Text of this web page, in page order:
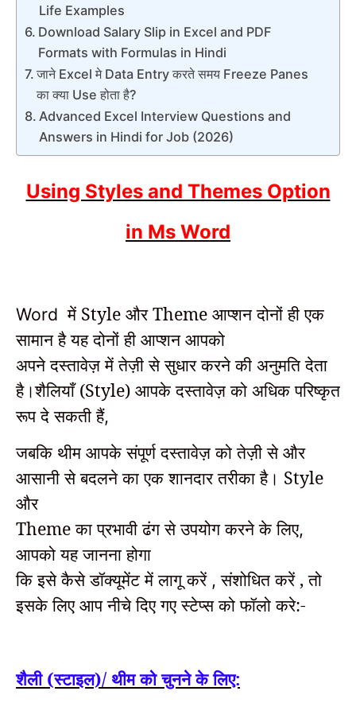
Life Examples
Download Salary Slip in Excel and PDF
Formats with Formulas in Hindi
जाने Excel मे Data Entry करते समय Freeze Panes
का क्या Use होता है?
Advanced Excel Interview Questions and
Answers in Hindi for Job (2026)
Using Styles and Themes Option
in Ms Word
Word में Style और Theme आप्शन दोनों ही एक
सामान है यह दोनों ही आप्शन आपको
अपने दस्तावेज़ में तेज़ी से सुधार करने की अनुमति देता
है।शैलियाँ (Style) आपके दस्तावेज़ को अधिक परिष्कृत
रूप दे सकती हैं,
जबकि थीम आपके संपूर्ण दस्तावेज़ को तेज़ी से और
आसानी से बदलने का एक शानदार तरीका है। Style
और
Theme का प्रभावी ढंग से उपयोग करने के लिए,
आपको यह जानना होगा
कि इसे कैसे डॉक्यूमेंट में लागू करें,संशोधित करें , तो
इसके लिए आप नीचे दिए गए स्टेप्स को फॉलो करे:-
शैली (स्टाइल)/ थीम को चुनने के लिए: